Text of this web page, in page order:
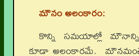
మౌనం అలంకారం:
కొన్ని సమయాల్లో మౌనాన్ని
కూడా అలంకారమే.